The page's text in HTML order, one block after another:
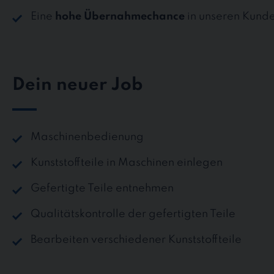
Eine hohe Übernahmechance in unseren
Dein neuer Job
Maschinenbedienung
Kunststoffteile in Maschinen einlegen
Gefertigte Teile entnehmen
Qualitätskontrolle der gefertigten Teile
Bearbeiten verschiedener Kunststoffteile